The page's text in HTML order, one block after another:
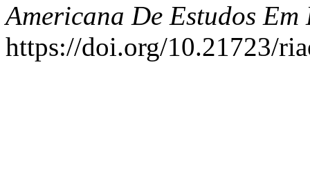
Americana De Estudos Em
https://doi.org/10.21723/